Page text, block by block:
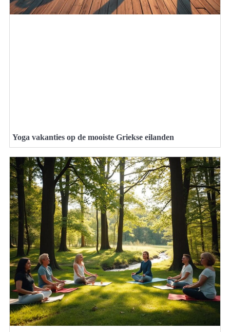
Yoga vakanties op de mooiste Griekse eilanden